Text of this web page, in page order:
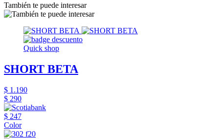
También te puede interesar
Quick shop
SHORT BETA
$ 1.190
$ 290
$ 247
Color